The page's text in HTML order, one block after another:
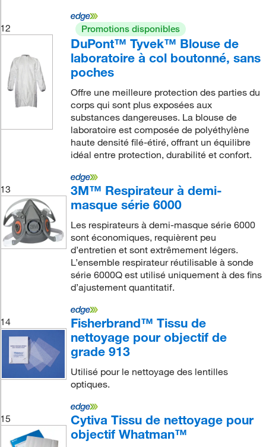
12 Promotions disponibles
DuPont™ Tyvek™ Blouse de
laboratoire à col boutonné, sans
poches
Offre une meilleure protection des parties du
corps qui sont plus exposées aux
substances dangereuses. La blouse de
laboratoire est composée de polyéthylène
haute densité filé-étiré, offrant un équilibre
idéal entre protection, durabilité et confort.
13
3M™ Respirateur à demi-
masque série 6000
Les respirateurs à demi-masque série 6000
sont économiques, requièrent peu
d’entretien et sont extrêmement légers.
L’ensemble respirateur réutilisable à sonde
série 6000Q est utilisé uniquement à des fins
d’ajustement quantitatif.
14
Fisherbrand™ Tissu de
nettoyage pour objectif de
grade 913
Utilisé pour le nettoyage des lentilles
optiques.
15
Cytiva Tissu de nettoyage pour
objectif Whatman™